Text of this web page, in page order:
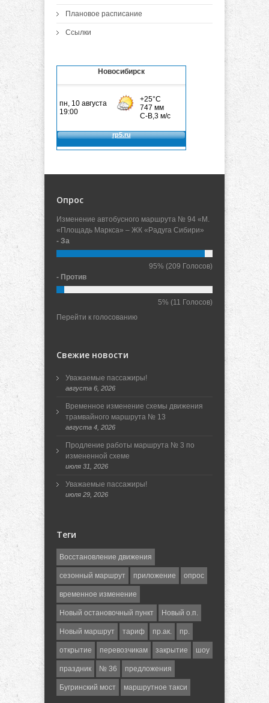
Плановое расписание
Ссылки
Новосибирск
Опрос
Изменение автобусного маршрута № 94 «М.
«Площадь Маркса» – ЖК «Радуга Сибири»
- За
95% (209 Голосов)
- Против
5% (11 Голосов)
Перейти к голосованию
Свежие новости
Уважаемые пассажиры!
августа 6, 2026
Временное изменение схемы движения
трамвайного маршрута № 13
августа 4, 2026
Продление работы маршрута № 3 по
измененной схеме
июля 31, 2026
Уважаемые пассажиры!
июля 29, 2026
Теги
Восстановление движения
сезонный маршрут приложение опрос
временное изменение
Новый остановочный пункт Новый о.п.
Новый маршрут тариф пр.ак. пр.
открытие перевозчикам закрытие шоу
праздник № 36 предложения
Бугринский мост маршрутное такси